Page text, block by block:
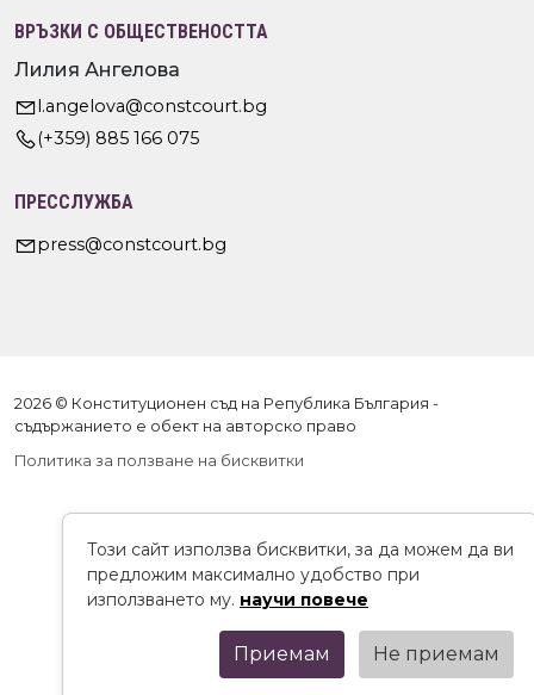
ВРЪЗКИ С ОБЩЕСТВЕНОСТТА
Лилия Ангелова
l.angelova@constcourt.bg
(+359) 885 166 075
ПРЕССЛУЖБА
press@constcourt.bg
2026 © Конституционен съд на Република България -
съдържанието е обект на авторско право
Политика за ползване на бисквитки
Този сайт използва бисквитки, за да можем да ви
предложим максимално удобство при
използването му. научи повече
Приемам Не приемам